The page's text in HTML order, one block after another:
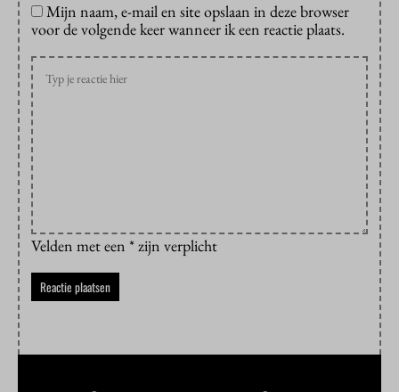
Mijn naam, e-mail en site opslaan in deze browser
voor de volgende keer wanneer ik een reactie plaats.
Velden met een * zijn verplicht